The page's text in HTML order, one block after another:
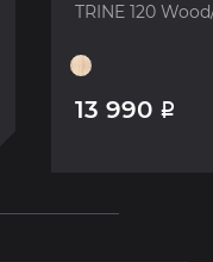
TRINE 120
13 990 Р